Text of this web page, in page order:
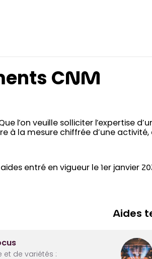
CNM
veuille solliciter l’expertise
à la mesure chiffrée d’une
entré en vigueur le 1er janvier
et de variétés :
Aides